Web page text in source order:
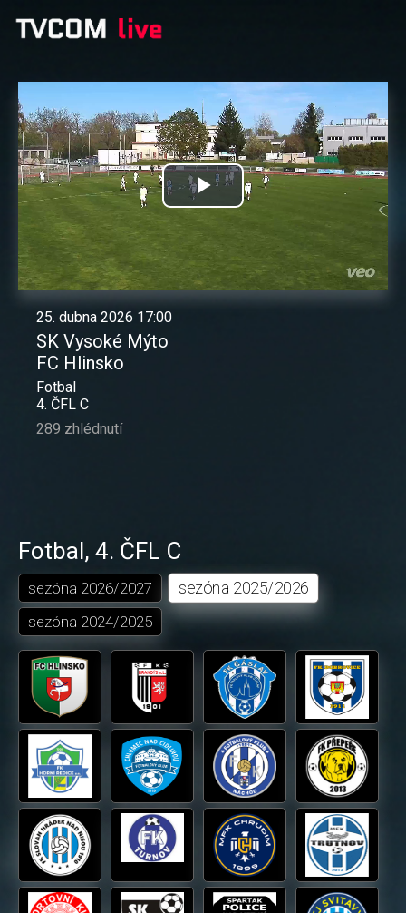
Přehrát
video
25. dubna 2026 17:00
SK Vysoké Mýto
FC Hlinsko
Fotbal
4. ČFL C
289 zhlédnutí
Fotbal, 4. ČFL C
sezóna 2026/2027 sezóna 2025/2026
sezóna 2024/2025